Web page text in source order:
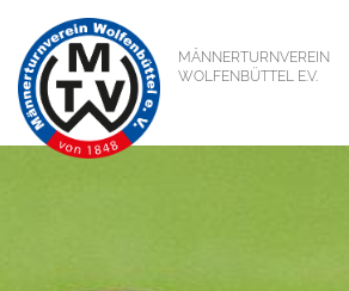
MÄNNERTURNVEREIN
WOLFENBÜTTEL E.V.